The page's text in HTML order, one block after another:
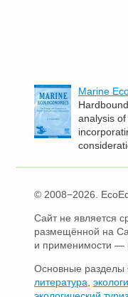
Marine
analysis
© 2008−2026.
Сайт не является
размещённой на
и применимости —
Основные разделы
литература,